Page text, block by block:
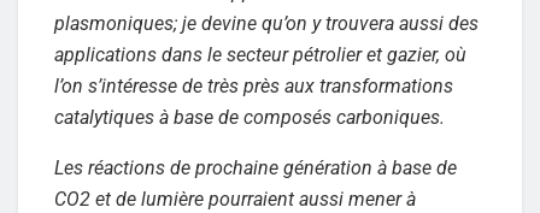
plasmoniques; je devine qu’on y trouvera aussi des
applications dans le secteur pétrolier et gazier, où
l’on s’intéresse de très près aux transformations
catalytiques à base de composés carboniques.
Les réactions de prochaine génération à base de
CO2 et de lumière pourraient aussi mener à